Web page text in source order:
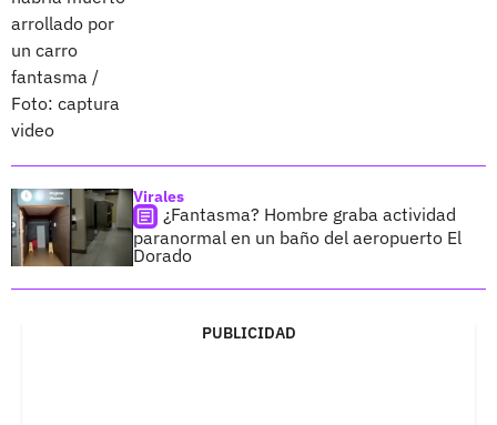
Virales
¿Fantasma? Hombre graba actividad
paranormal en un baño del aeropuerto El
Dorado
PUBLICIDAD